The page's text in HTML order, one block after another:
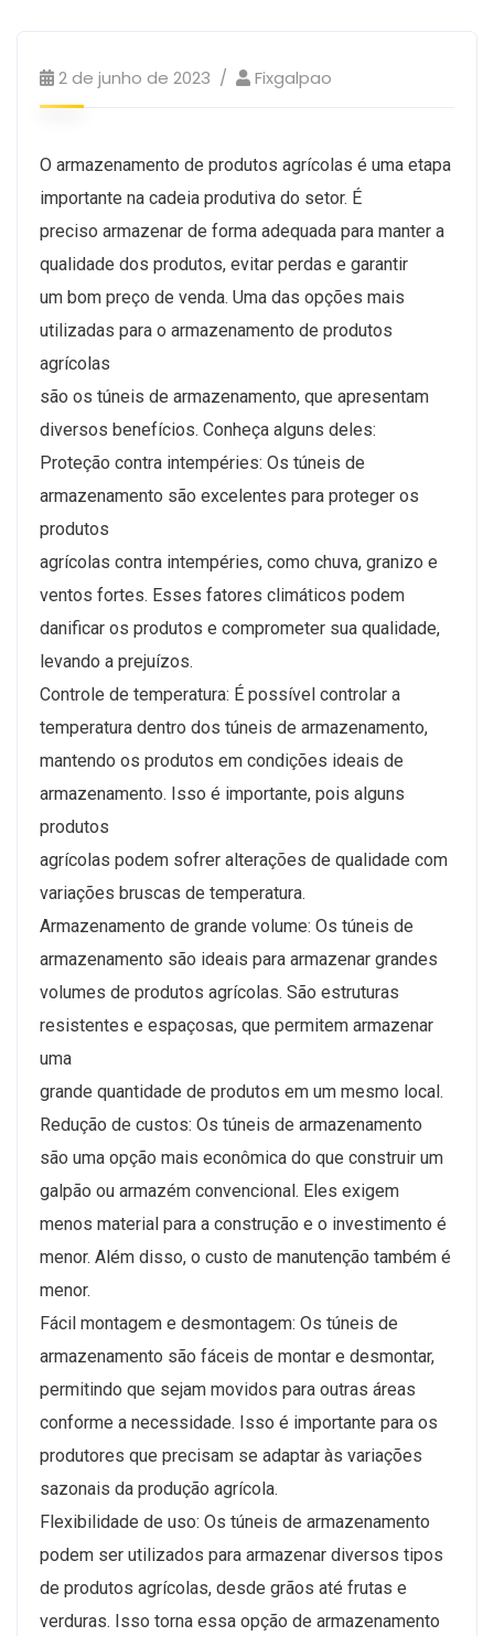
2 de junho de 2023 Fixgalpao
O armazenamento de produtos agrícolas é uma etapa
importante na cadeia produtiva do setor. É
preciso armazenar de forma adequada para manter a
qualidade dos produtos, evitar perdas e garantir
um bom preço de venda. Uma das opções mais
utilizadas para o armazenamento de produtos
agrícolas
são os túneis de armazenamento, que apresentam
diversos benefícios. Conheça alguns deles:
Proteção contra intempéries: Os túneis de
armazenamento são excelentes para proteger os
produtos
agrícolas contra intempéries, como chuva, granizo e
ventos fortes. Esses fatores climáticos podem
danificar os produtos e comprometer sua qualidade,
levando a prejuízos.
Controle de temperatura: É possível controlar a
temperatura dentro dos túneis de armazenamento,
mantendo os produtos em condições ideais de
armazenamento. Isso é importante, pois alguns
produtos
agrícolas podem sofrer alterações de qualidade com
variações bruscas de temperatura.
Armazenamento de grande volume: Os túneis de
armazenamento são ideais para armazenar grandes
volumes de produtos agrícolas. São estruturas
resistentes e espaçosas, que permitem armazenar
uma
grande quantidade de produtos em um mesmo local.
Redução de custos: Os túneis de armazenamento
são uma opção mais econômica do que construir um
galpão ou armazém convencional. Eles exigem
menos material para a construção e o investimento é
menor. Além disso, o custo de manutenção também é
menor.
Fácil montagem e desmontagem: Os túneis de
armazenamento são fáceis de montar e desmontar,
permitindo que sejam movidos para outras áreas
conforme a necessidade. Isso é importante para os
produtores que precisam se adaptar às variações
sazonais da produção agrícola.
Flexibilidade de uso: Os túneis de armazenamento
podem ser utilizados para armazenar diversos tipos
de produtos agrícolas, desde grãos até frutas e
verduras. Isso torna essa opção de armazenamento